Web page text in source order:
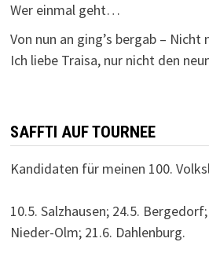
Wer einmal geht…
Von nun an ging’s bergab –
Ich liebe Traisa, nur nicht den
SAFFTI AUF TOURNEE
Kandidaten für meinen 100.
10.5. Salzhausen; 24.5.
Nieder-Olm; 21.6. Dahlenburg.